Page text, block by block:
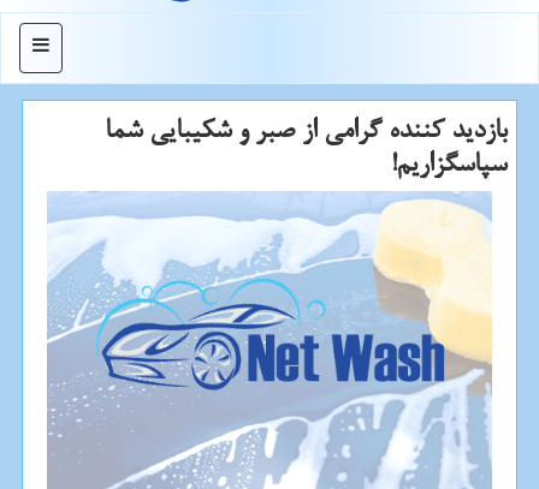
منو
بازدید كننده گرامی از صبر و شكیبایی شما
سپاسگزاریم!